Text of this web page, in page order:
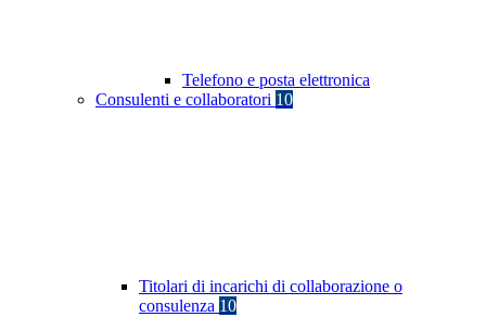
Telefono e posta elettronica
Consulenti e collaboratori 10
Titolari di incarichi di collaborazione o
consulenza 10